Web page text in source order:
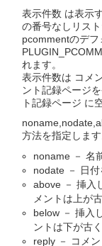
表示件数 は表示
の番号なしリス
pcommentのデフ
れます。
表示件数は コメ
ント記録ページ
ト記録ページ に
方法を指定します
noname － 名
nodate － 日付
above － 挿入
メントは上が
below － 挿入
ントは下が古
reply － コメ